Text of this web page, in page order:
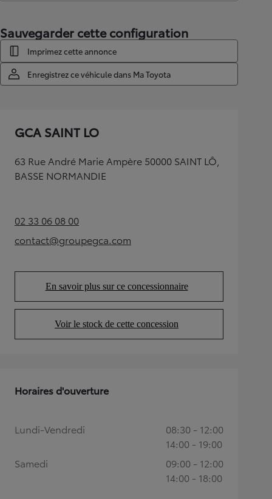
Sauvegarder cette configuration
Imprimez cette annonce
Enregistrez ce véhicule dans Ma Toyota
GCA SAINT LO
63 Rue André Marie Ampère 50000 SAINT LÔ,
BASSE NORMANDIE
02 33 06 08 00(Opens in new tab)
contact@groupegca.com
(Opens in new tab)
En savoir plus sur ce concessionnaire
(Opens in new tab)
Voir le stock de cette concession
(Opens in new tab)
Horaires d'ouverture
Lundi-Vendredi
08:30 - 12:00
14:00 - 19:00
Samedi
09:00 - 12:00
14:00 - 18:00